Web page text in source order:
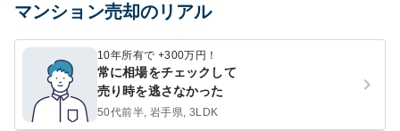
マンション売却のリアル
10年所有で +300万円！
常に相場をチェックして
売り時を逃さなかった
50代前半, 岩手県, 3LDK